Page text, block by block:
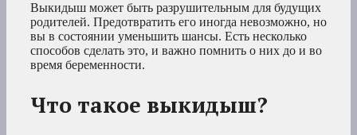
Выкидыш может быть разрушительным для будущих
родителей. Предотвратить его иногда невозможно, но
вы в состоянии уменьшить шансы. Есть несколько
способов сделать это, и важно помнить о них до и во
время беременности.
Что такое выкидыш?